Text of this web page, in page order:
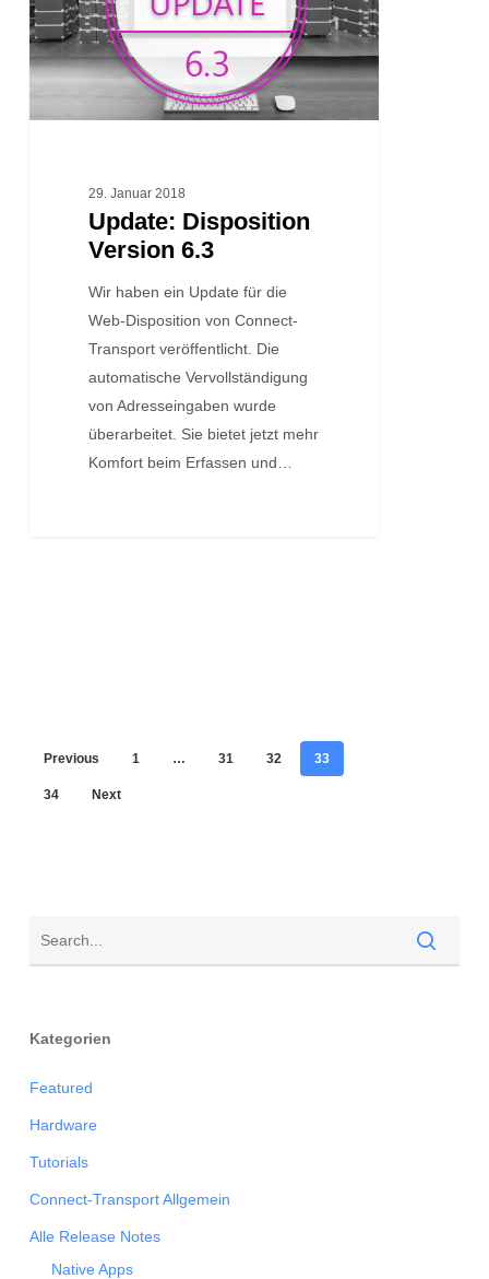
29. Januar 2018
Update: Disposition
Version 6.3
Wir haben ein Update für die
Web-Disposition von Connect-
Transport veröffentlicht. Die
automatische Vervollständigung
von Adresseingaben wurde
überarbeitet. Sie bietet jetzt mehr
Komfort beim Erfassen und…
Previous 1 … 31 32 33
34 Next
Kategorien
Featured
Hardware
Tutorials
Connect-Transport Allgemein
Alle Release Notes
Native Apps